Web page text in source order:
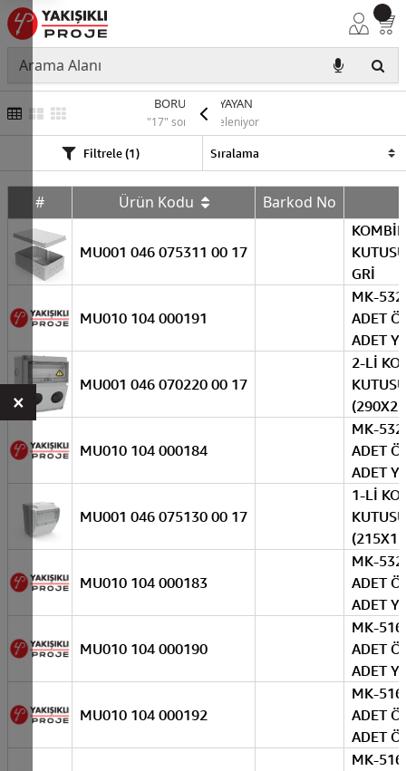
BORU H.F A.YAYAN
"17" sonuç listeleniyor
Filtrele (1)
# Ürün Kodu Barkod No
MU001 046 075311 00 17
GRİ
MU010 104 000191
MK-
ADET
ADET
MU001 046 070220 00 17
2-Lİ
MU010 104 000184
MK-
ADET
ADET
MU001 046 075130 00 17
1-Lİ
MU010 104 000183
MK-
ADET
ADET
MU010 104 000190
MK-
ADET
ADET
MU010 104 000192
MK-
ADET
ADET
MK-
×